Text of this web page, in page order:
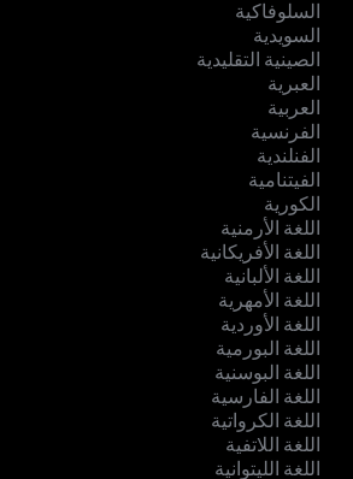
السلوفاكية
السويدية
الصينية التقليدية
العبرية
العربية
الفرنسية
الفنلندية
الفيتنامية
الكورية
اللغة الأرمنية
اللغة الأفريكانية
اللغة الألبانية
اللغة الأمهرية
اللغة الأوردية
اللغة البورمية
اللغة البوسنية
اللغة الفارسية
اللغة الكرواتية
اللغة اللاتفية
اللغة الليتوانية